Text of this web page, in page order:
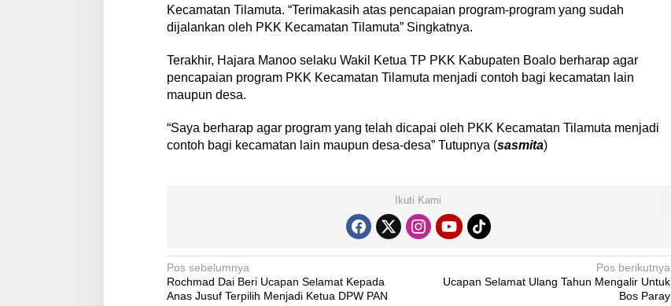
Kecamatan Tilamuta. “Terimakasih atas pencapaian program-program yang sudah
dijalankan oleh PKK Kecamatan Tilamuta” Singkatnya.
Terakhir, Hajara Manoo selaku Wakil Ketua TP PKK Kabupaten Boalo berharap agar
pencapaian program PKK Kecamatan Tilamuta menjadi contoh bagi kecamatan lain
maupun desa.
“Saya berharap agar program yang telah dicapai oleh PKK Kecamatan Tilamuta menjadi
contoh bagi kecamatan lain maupun desa-desa” Tutupnya (sasmita)
Ikuti Kami
N
a
Pos sebelumnya
Rochmad Dai Beri Ucapan Selamat Kepada
Anas Jusuf Terpilih Menjadi Ketua DPW PAN
Pos berikutnya
Ucapan Selamat Ulang Tahun Mengalir Untuk
Bos Paray